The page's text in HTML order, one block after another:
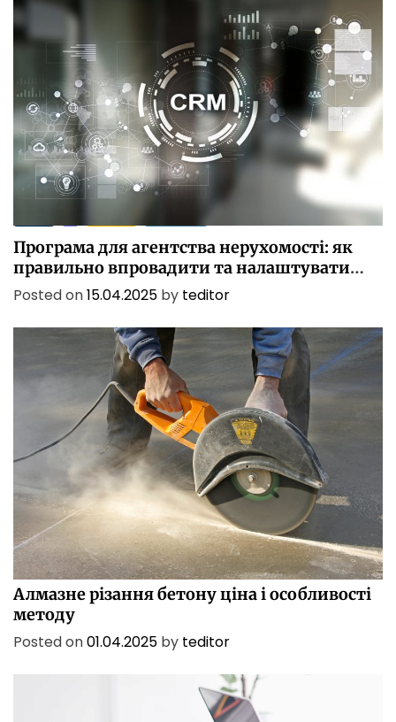
Програма для агентства нерухомості: як
правильно впровадити та налаштувати
CRM
Posted on15.04.2025 by teditor
БІЗНЕС ПОСЛУГИ ТЕХНОЛОГІЇ
Алмазне різання бетону ціна і особливості
методу
Posted on01.04.2025 by teditor